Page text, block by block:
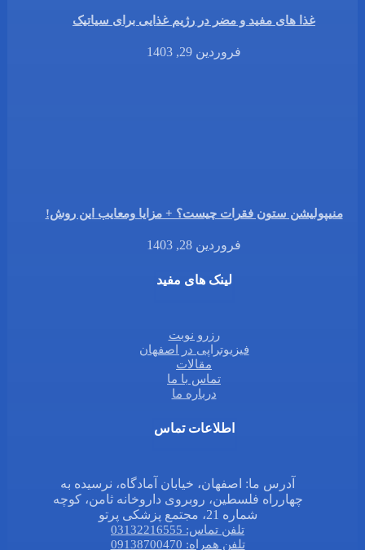
غذا های مفید و مضر در رژیم غذایی برای سیاتیک
فروردین 29, 1403
منیپولیشن ستون فقرات چیست؟ + مزایا ومعایب این روش!
فروردین 28, 1403
لینک های مفید
رزرو نوبت
فیزیوتراپی در اصفهان
مقالات
تماس با ما
درباره ما
اطلاعات تماس
آدرس ما: اصفهان، خیابان آمادگاه، نرسیده به
چهارراه فلسطین، روبروی داروخانه ثامن، کوچه
شماره 21، مجتمع پزشکی پرتو
تلفن تماس: 03132216555
تلفن همراه: 09138700470